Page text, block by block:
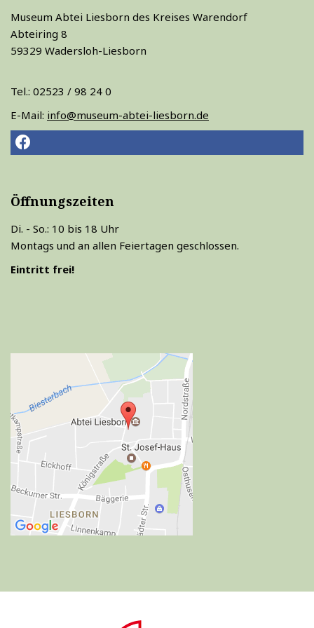
Museum Abtei Liesborn des Kreises Warendorf
Abteiring 8
59329 Wadersloh-Liesborn
Tel.: 02523 / 98 24 0
E-Mail: info@museum-abtei-liesborn.de
Öffnungszeiten
Di. - So.: 10 bis 18 Uhr
Montags und an allen Feiertagen geschlossen.
Eintritt frei!